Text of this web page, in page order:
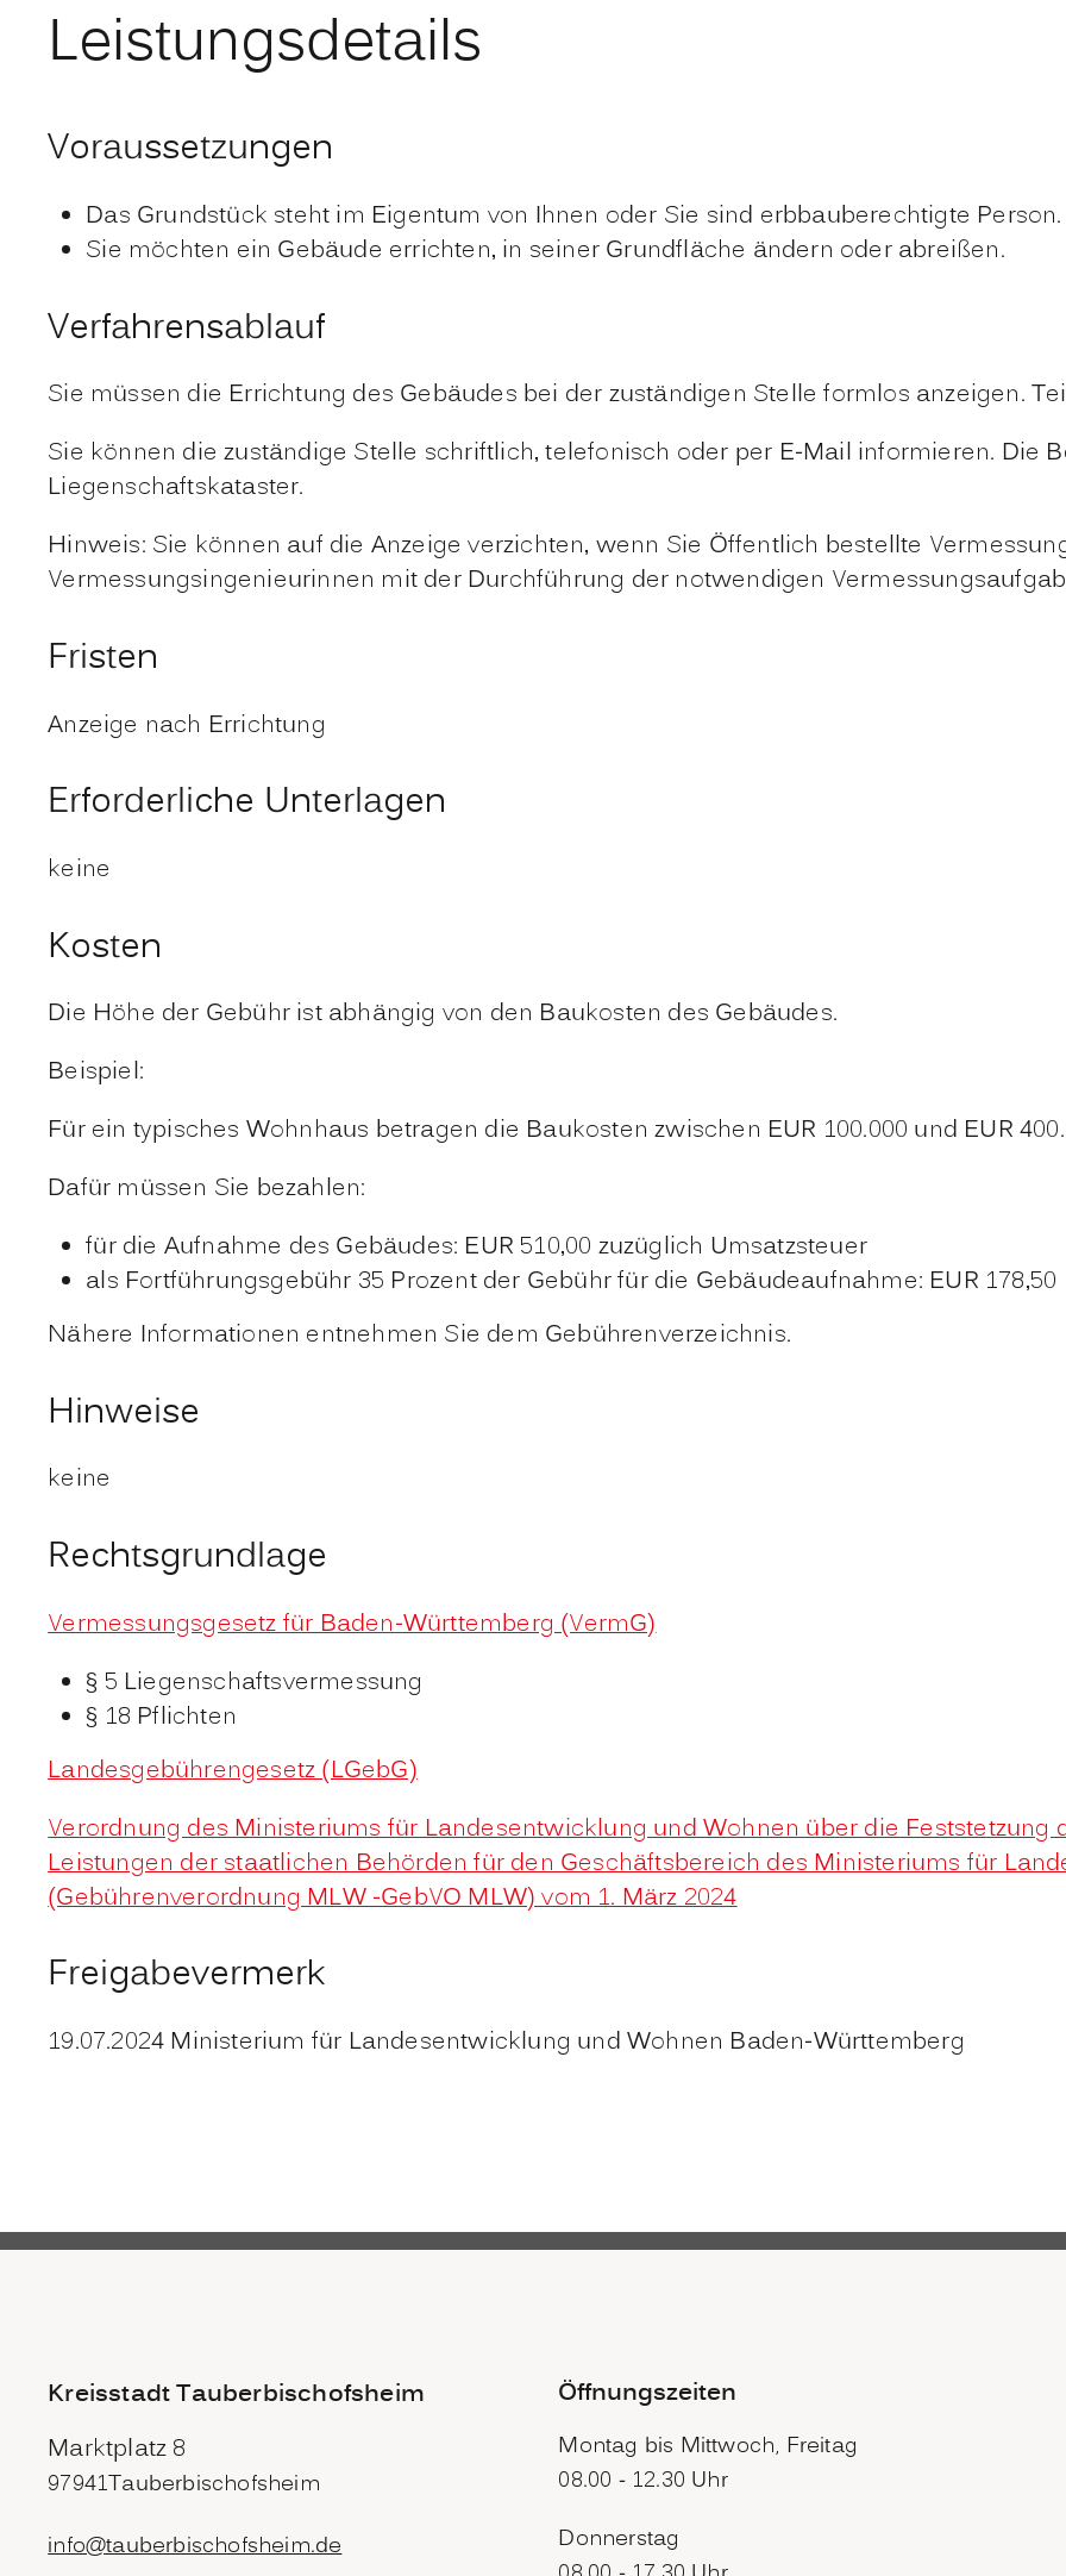
Leistungsdetails
Voraussetzungen
Das Grundstück steht im Eigentum von Ihnen oder Sie sind erbbauberechtigte Person.
Sie möchten ein Gebäude errichten, in seiner Grundfläche ändern oder abreißen.
Verfahrensablauf
Sie müssen die Errichtung des Gebäudes bei der zuständigen Stelle formlos anzeigen.
Sie können die zuständige Stelle schriftlich, telefonisch oder per E-Mail informieren. Die
Liegenschaftskataster.
Hinweis: Sie können auf die Anzeige verzichten, wenn Sie Öffentlich bestellte
Vermessungsingenieurinnen mit der Durchführung der notwendigen
Fristen
Anzeige nach Errichtung
Erforderliche Unterlagen
keine
Kosten
Die Höhe der Gebühr ist abhängig von den Baukosten des Gebäudes.
Beispiel:
Für ein typisches Wohnhaus betragen die Baukosten zwischen EUR 100.000 und EUR
Dafür müssen Sie bezahlen:
für die Aufnahme des Gebäudes: EUR 510,00 zuzüglich Umsatzsteuer
als Fortführungsgebühr 35 Prozent der Gebühr für die Gebäudeaufnahme: EUR 178,50
Nähere Informationen entnehmen Sie dem Gebührenverzeichnis.
Hinweise
keine
Rechtsgrundlage
Vermessungsgesetz für Baden-Württemberg (VermG)
§ 5 Liegenschaftsvermessung
§ 18 Pflichten
Landesgebührengesetz (LGebG)
Verordnung des Ministeriums für Landesentwicklung und Wohnen über die Feststetzung
Leistungen der staatlichen Behörden für den Geschäftsbereich des Ministeriums für
(Gebührenverordnung MLW -GebVO MLW) vom 1. März 2024
Freigabevermerk
19.07.2024 Ministerium für Landesentwicklung und Wohnen Baden-Württemberg
Kreisstadt Tauberbischofsheim
Marktplatz 8
97941Tauberbischofsheim
info@tauberbischofsheim.de
Öffnungszeiten
Montag bis Mittwoch, Freitag
08.00 - 12.30 Uhr
Donnerstag